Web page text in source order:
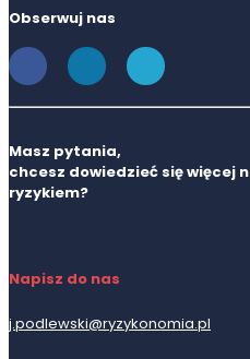
Obserwuj nas
Masz pytania,
chcesz dowiedzieć się więcej
ryzykiem?
Napisz do nas
j.podlewski@ryzykonomia.pl